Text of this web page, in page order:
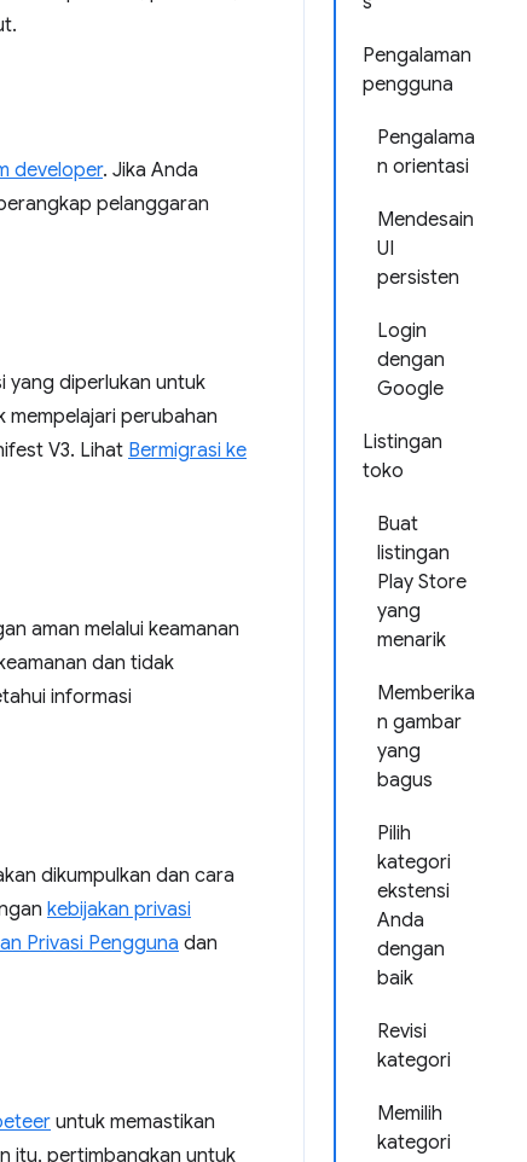
Pengalaman
pengguna
Pengalama
n orientasi
Mendesain
UI
persisten
Login
dengan
Google
Listingan
toko
Buat
listingan
Play Store
yang
menarik
Memberika
n gambar
yang
bagus
Pilih
kategori
ekstensi
Anda
dengan
baik
Revisi
kategori
Memilih
kategori
developer. Jika Anda
pelanggaran
yang diperlukan untuk
mempelajari perubahan
V3. Lihat Bermigrasi ke
aman melalui keamanan
dan tidak
informasi
dikumpulkan dan cara
kebijakan privasi
Privasi Pengguna dan
untuk memastikan
itu, pertimbangkan untuk